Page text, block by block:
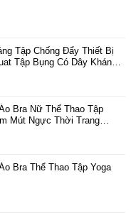
₫.
Tập Chống Đẩy Thiết Bị
Tập Bụng Có Dây Kháng
₫
Bra Nữ Thể Thao Tập
Mút Ngực Thời Trang
₫.
Bra Thể Thao Tập Yoga